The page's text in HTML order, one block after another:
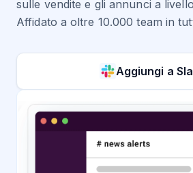
sulle vendite e gli annunci a
Affidato a oltre 10.000 team in
Aggiungi a